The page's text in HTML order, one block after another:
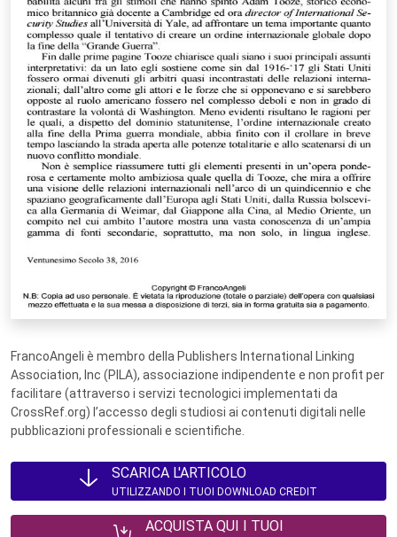
FrancoAngeli è membro della Publishers International Linking
Association, Inc (PILA), associazione indipendente e non profit per
facilitare (attraverso i servizi tecnologici implementati da
CrossRef.org) l’accesso degli studiosi ai contenuti digitali nelle
pubblicazioni professionali e scientifiche.
SCARICA L'ARTICOLO
UTILIZZANDO I TUOI DOWNLOAD CREDIT
ACQUISTA QUI I TUOI